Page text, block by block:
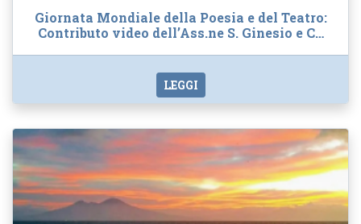
Giornata Mondiale della Poesia e del Teatro:
Contributo video dell’Ass.ne S. Ginesio e C…
LEGGI